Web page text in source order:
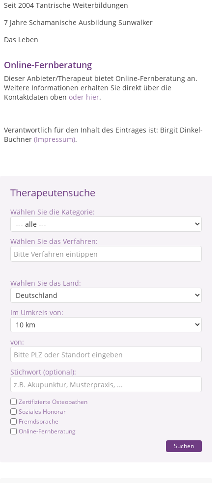
Therapeutensuche
Wählen Sie die Kategorie:
Wählen Sie das Verfahren:
Wählen Sie das Land:
Im Umkreis von:
von:
Stichwort (optional):
Zertifizierte Osteopathen
Soziales Honorar
Fremdsprache
Online-Fernberatung
Suchen
Seit 2004 Tantrische Weiterbildungen
7 Jahre Schamanische Ausbildung Sunwalker
Das Leben
Online-Fernberatung
Dieser Anbieter/Therapeut bietet Online-Fernberatung an.
Weitere Informationen erhalten Sie direkt über die
Kontaktdaten oben oder hier.
Verantwortlich für den Inhalt des Eintrages ist: Birgit Dinkel-
Buchner (Impressum).